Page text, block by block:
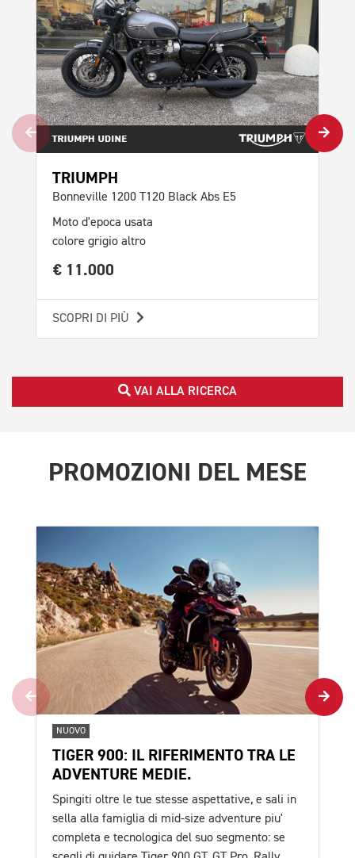
TRIUMPH
Bonneville 1200 T120 Black Abs E5
Moto d'epoca usata
colore grigio altro
€ 11.000
SCOPRI DI PIÙ
VAI ALLA RICERCA
PROMOZIONI DEL MESE
NUOVO
TIGER 900: IL RIFERIMENTO TRA LE
ADVENTURE MEDIE.
Spingiti oltre le tue stesse aspettative, e sali in
sella alla famiglia di mid-size adventure piu'
completa e tecnologica del suo segmento: se